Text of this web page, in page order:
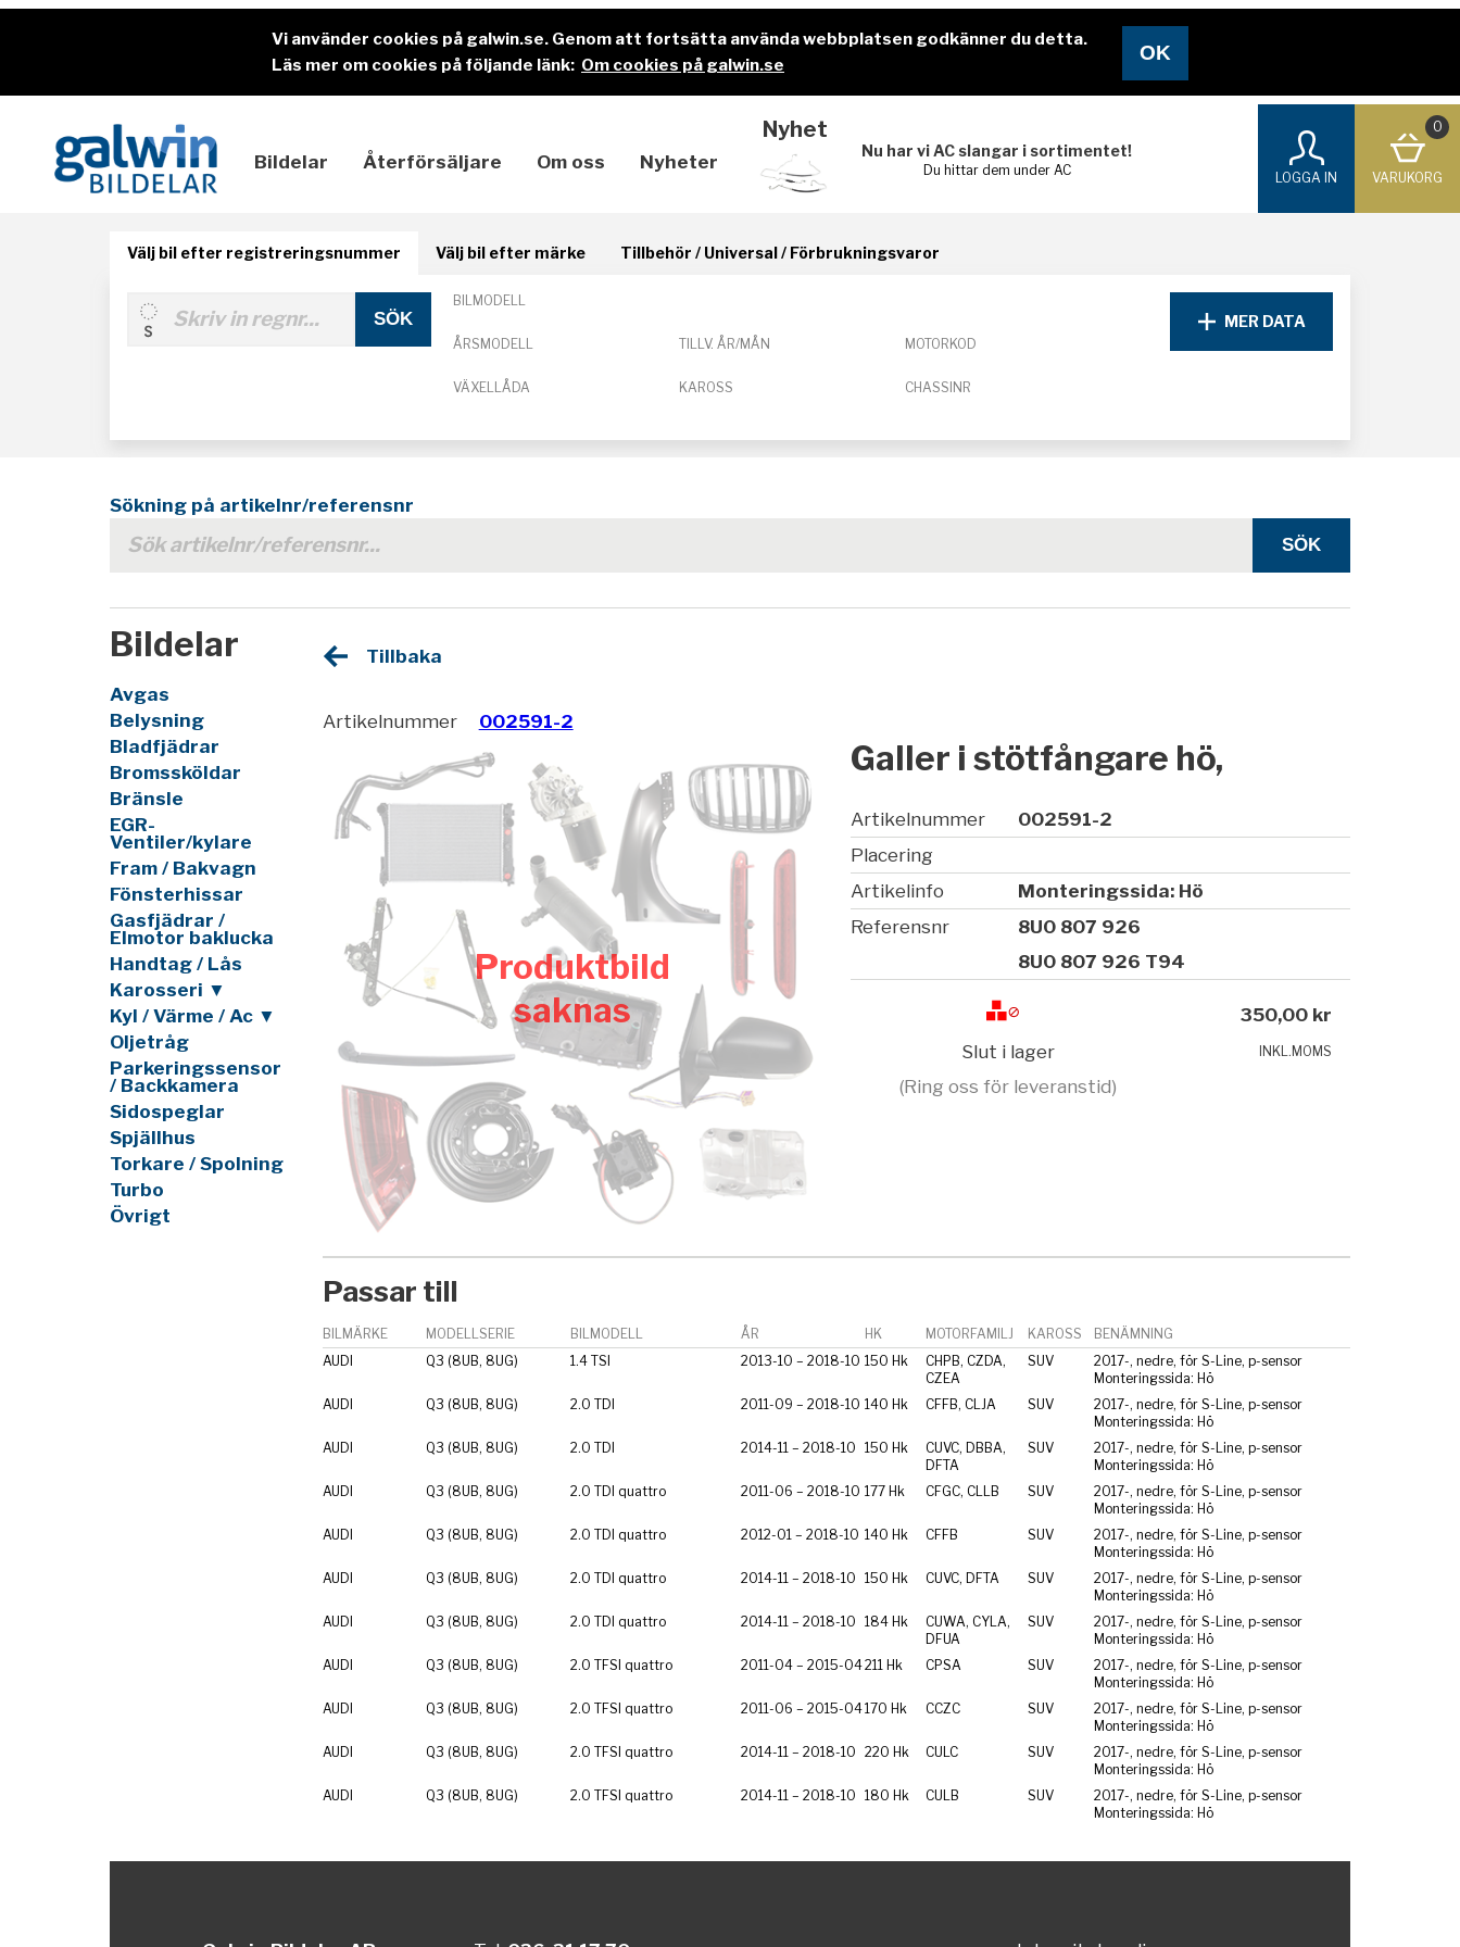
Vi använder cookies på galwin.se. Genom att fortsätta använda webbplatsen godkänner du detta.
Läs mer om cookies på följande länk: Om cookies på galwin.se
Bildelar Återförsäljare Om oss Nyheter
Nyhet
Nu har vi AC slangar i sortimentet!
Du hittar dem under AC
LOGGA IN
0
VARUKORG
Välj bil efter registreringsnummer Välj bil efter märke Tillbehör / Universal / Förbrukningsvaror
BILMODELL
ÅRSMODELL TILLV. ÅR/MÅN MOTORKOD
VÄXELLÅDA KAROSS CHASSINR
MER DATA
Sökning på artikelnr/referensnr
Bildelar
Avgas
Belysning
Bladfjädrar
Bromssköldar
Bränsle
EGR-
Ventiler/kylare
Fram / Bakvagn
Fönsterhissar
Gasfjädrar /
Elmotor baklucka
Handtag / Lås
Karosseri ▼
Kyl / Värme / Ac ▼
Oljetråg
Parkeringssensor
/ Backkamera
Sidospeglar
Spjällhus
Torkare / Spolning
Turbo
Övrigt
Tillbaka
Artikelnummer 002591-2
Produktbild
saknas
Galler i stötfångare hö,
Artikelnummer
002591-2
Placering
Artikelinfo
Monteringssida: Hö
Referensnr
8U0 807 926
8U0 807 926 T94
Slut i lager
(Ring oss för leveranstid)
350,00 kr
INKL.MOMS
Passar till
BILMÄRKE MODELLSERIE BILMODELL ÅR HK MOTORFAMILJ KAROSS
BENÄMNING
AUDI
Q3 (8UB, 8UG) 1.4 TSI 2013-10 – 2018-10 150 Hk
CHPB, CZDA,
CZEA
SUV
2017-, nedre, för S-Line, p-sensor
Monteringssida: Hö
AUDI
Q3 (8UB, 8UG) 2.0 TDI 2011-09 – 2018-10 140 Hk CFFB, CLJA SUV
2017-, nedre, för S-Line, p-sensor
Monteringssida: Hö
AUDI
Q3 (8UB, 8UG) 2.0 TDI 2014-11 – 2018-10 150 Hk
CUVC, DBBA,
DFTA
SUV
2017-, nedre, för S-Line, p-sensor
Monteringssida: Hö
AUDI
Q3 (8UB, 8UG) 2.0 TDI quattro 2011-06 – 2018-10 177 Hk CFGC, CLLB SUV
2017-, nedre, för S-Line, p-sensor
Monteringssida: Hö
AUDI
Q3 (8UB, 8UG) 2.0 TDI quattro 2012-01 – 2018-10 140 Hk CFFB SUV
2017-, nedre, för S-Line, p-sensor
Monteringssida: Hö
AUDI
Q3 (8UB, 8UG) 2.0 TDI quattro 2014-11 – 2018-10 150 Hk CUVC, DFTA SUV
2017-, nedre, för S-Line, p-sensor
Monteringssida: Hö
AUDI
Q3 (8UB, 8UG) 2.0 TDI quattro 2014-11 – 2018-10 184 Hk
CUWA, CYLA,
DFUA
SUV
2017-, nedre, för S-Line, p-sensor
Monteringssida: Hö
AUDI
Q3 (8UB, 8UG) 2.0 TFSI quattro 2011-04 – 2015-04211 Hk CPSA SUV
2017-, nedre, för S-Line, p-sensor
Monteringssida: Hö
AUDI
Q3 (8UB, 8UG) 2.0 TFSI quattro 2011-06 – 2015-04170 Hk CCZC SUV
2017-, nedre, för S-Line, p-sensor
Monteringssida: Hö
AUDI
Q3 (8UB, 8UG) 2.0 TFSI quattro 2014-11 – 2018-10 220 Hk CULC SUV
2017-, nedre, för S-Line, p-sensor
Monteringssida: Hö
AUDI
Q3 (8UB, 8UG) 2.0 TFSI quattro 2014-11 – 2018-10 180 Hk CULB SUV
2017-, nedre, för S-Line, p-sensor
Monteringssida: Hö